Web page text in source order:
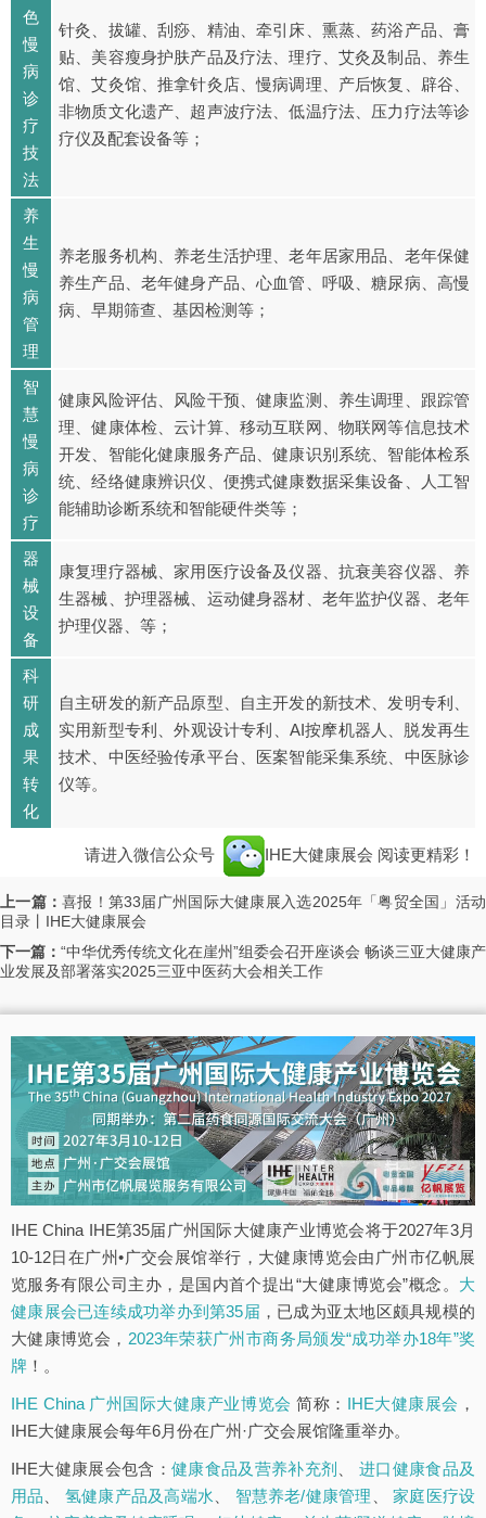
色
慢
病
诊
疗
技
法
针灸、拔罐、刮痧、精油、牵引床、熏蒸、药浴产品、膏
贴、美容瘦身护肤产品及疗法、理疗、艾灸及制品、养生
馆、艾灸馆、推拿针灸店、慢病调理、产后恢复、辟谷、
非物质文化遗产、超声波疗法、低温疗法、压力疗法等诊
疗仪及配套设备等；
养
生
慢
病
管
理
养老服务机构、养老生活护理、老年居家用品、老年保健
养生产品、老年健身产品、心血管、呼吸、糖尿病、高慢
病、早期筛查、基因检测等；
智
慧
慢
病
诊
疗
健康风险评估、风险干预、健康监测、养生调理、跟踪管
理、健康体检、云计算、移动互联网、物联网等信息技术
开发、智能化健康服务产品、健康识别系统、智能体检系
统、经络健康辨识仪、便携式健康数据采集设备、人工智
能辅助诊断系统和智能硬件类等；
器
械
设
备
康复理疗器械、家用医疗设备及仪器、抗衰美容仪器、养
生器械、护理器械、运动健身器材、老年监护仪器、老年
护理仪器、等；
科
研
成
果
转
化
自主研发的新产品原型、自主开发的新技术、发明专利、
实用新型专利、外观设计专利、AI按摩机器人、脱发再生
技术、中医经验传承平台、医案智能采集系统、中医脉诊
仪等。
请进入微信公众号 IHE大健康展会 阅读更精彩！
上一篇：喜报！第33届广州国际大健康展入选2025年「粤贸全国」活动
目录丨IHE大健康展会
下一篇： “中华优秀传统文化在崖州”组委会召开座谈会 畅谈三亚大健康产
业发展及部署落实2025三亚中医药大会相关工作
IHE China IHE第35届广州国际大健康产业博览会将于2027年3月
10-12日在广州•广交会展馆举行，大健康博览会由广州市亿帆展
览服务有限公司主办，是国内首个提出“大健康博览会”概念。 大
健康展会已连续成功举办到第35届 ，已成为亚太地区颇具规模的
大健康博览会， 2023年荣获广州市商务局颁发“成功举办18年”奖
牌 ！。
IHE China 广州国际大健康产业博览会 简称： IHE大健康展会 ，
IHE大健康展会每年6月份在广州·广交会展馆隆重举办。
IHE大健康展会包含： 健康食品及营养补充剂 、进口健康食品及
用品
氢健康产品及高端水 智慧养老/健康管理 、家庭医疗设